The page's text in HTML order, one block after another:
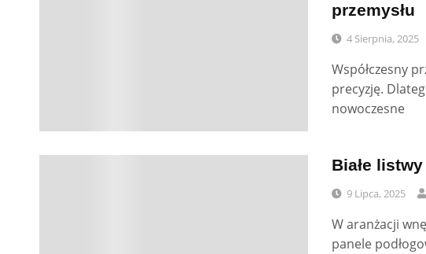
przemysłu
4 Sierpnia, 2025
Współczesny
precyzję.
nowoczesne
Białe
9 Lipca, 2025
W aranżacji
panele